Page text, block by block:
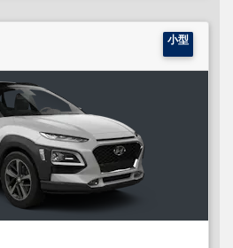
小型